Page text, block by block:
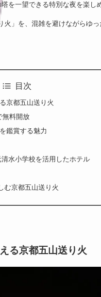
を一望できる特別な夜を楽し
」を、混雑を避けながらゆっ
目次
京都五山送り火
無料開放
鑑賞する魅力
水小学校を活用したホテル
む京都五山送り火
る京都五山送り火